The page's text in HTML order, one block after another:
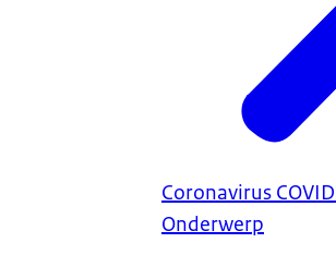
Coronavirus
Onderwerp